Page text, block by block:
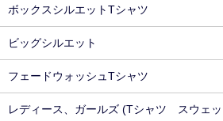
ボックスシルエットTシャツ
ビッグシルエット
フェードウォッシュTシャツ
レディース、ガールズ (Tシャツ スウェッ